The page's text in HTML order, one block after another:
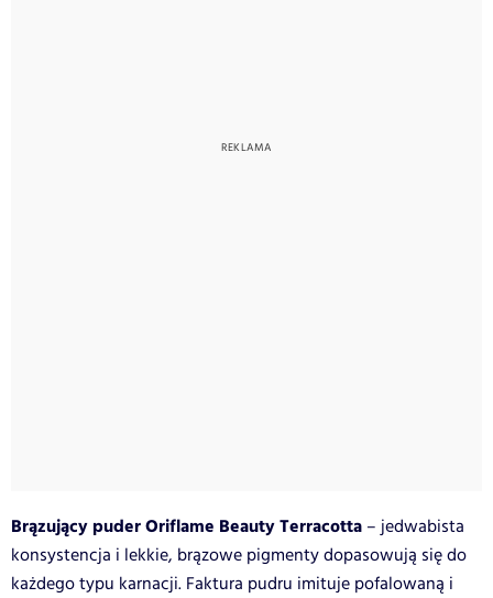
Brązujący puder Oriflame Beauty Terracotta – jedwabista
konsystencja i lekkie, brązowe pigmenty dopasowują się do
każdego typu karnacji. Faktura pudru imituje pofalowaną i